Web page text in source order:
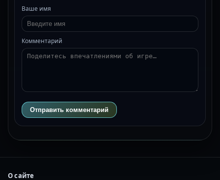
Ваше имя
Комментарий
Отправить комментарий
О сайте